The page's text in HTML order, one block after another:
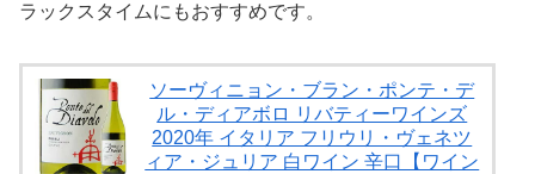
ラックスタイムにもおすすめです。
ソーヴィニョン・ブラン・ポンテ・デ
ル・ディアボロ リバティーワインズ
2020年 イタリア フリウリ・ヴェネツ
ィア・ジュリア 白ワイン 辛口【ワイン